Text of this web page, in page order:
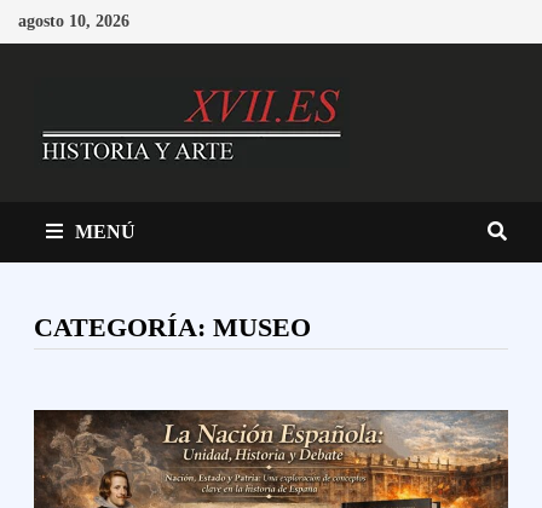
Saltar
al
agosto 10, 2026
MENÚ
CATEGORÍA:MUSEO